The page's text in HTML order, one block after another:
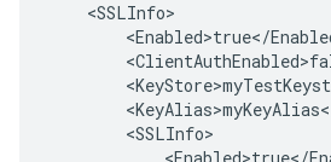
    <SSLInfo>
<Enabled>true</
        <SSLInfo>